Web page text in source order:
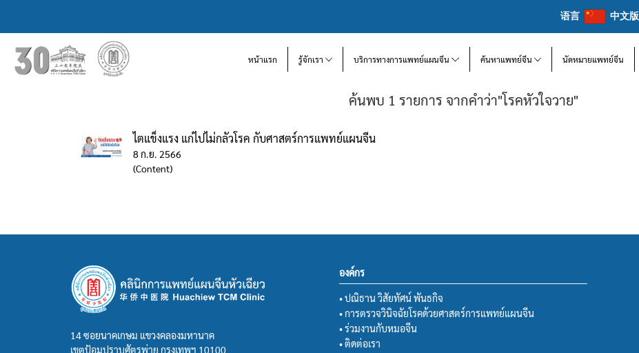
语言 中文版
หน้าแรก รู้จักเรา บริการทางการแพทย์แผนจีน ค้นหาแพทย์จีน นัดหมายแพทย์จีน
ค้นพบ 1 รายการ จากคำว่า"โรคหัวใจวาย"
ไตแข็งแรง แก่ไปไม่กลัวโรค กับศาสตร์การแพทย์แผนจีน
8 ก.ย. 2566
(Content)
14 ซอยนาคเกษม แขวงคลองมหานาค
เขตป้อมปราบศัตรูพ่าย กรุงเทพฯ 10100
องค์กร
• ปณิธาน วิสัยทัศน์ พันธกิจ
• การตรวจวินิจฉัยโรคด้วยศาสตร์การแพทย์แผนจีน
• ร่วมงานกับหมอจีน
• ติดต่อเรา